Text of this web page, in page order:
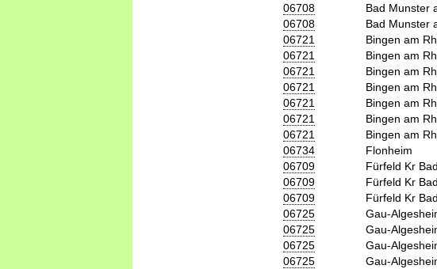
06708
Bad Munster
06708
Bad Munster
06721
Bingen am
06721
Bingen am
06721
Bingen am
06721
Bingen am
06721
Bingen am
06721
Bingen am
06721
Bingen am
06734
Flonheim
06709
Fürfeld Kr
06709
Fürfeld Kr
06709
Fürfeld Kr
06725
Gau-
06725
Gau-
06725
Gau-
06725
Gau-